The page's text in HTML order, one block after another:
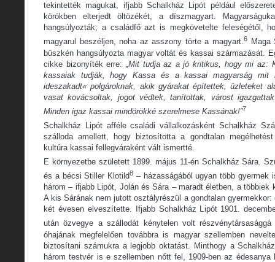
tekintették magukat, ifjabb Schalkház Lipót például
körökben elterjedt öltözékét, a díszmagyart.
hangsúlyozták; a családfő azt is megkövetelte feleségétől,
magyarul beszéljen, noha az asszony törte a magyart.6
Maga
büszkén hangsúlyozta magyar voltát és kassai származását.
cikke bizonyíték erre:
„Mit tudja az a jó kritikus, hogy mi az:
kassaiak tudják, hogy Kassa és a kassai magyarság mit
ideszakadt« polgároknak, akik gyárakat építettek, üzleteket
vasat kovácsoltak, jogot védtek, tanítottak, várost
Minden igaz kassai mindörökké szerelmese Kassának!”7
Schalkház Lipót afféle családi vállalkozásként Schalkház
szálloda amellett, hogy biztosította a gondtalan
kultúra kassai fellegváraként vált ismertté.
E környezetbe született 1899. május 11-én Schalkház Sára.
és a bécsi Stiller Klotild8 – házasságából ugyan több gyermek
három – ifjabb Lipót, Jolán és Sára – maradt életben, a többiek
A kis Sárának nem jutott osztályrészül a gondtalan gyermekkor:
két évesen elveszítette. Ifjabb Schalkház Lipót 1901.
után özvegye a szállodát kénytelen volt részvénytársasággá
óhajának megfelelően továbbra is magyar szellemben
biztosítani számukra a legjobb oktatást. Minthogy a
három testvér is e szellemben nőtt fel, 1909-ben az